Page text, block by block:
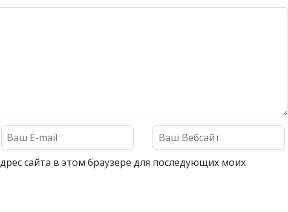
сайта в этом браузере для последующих моих